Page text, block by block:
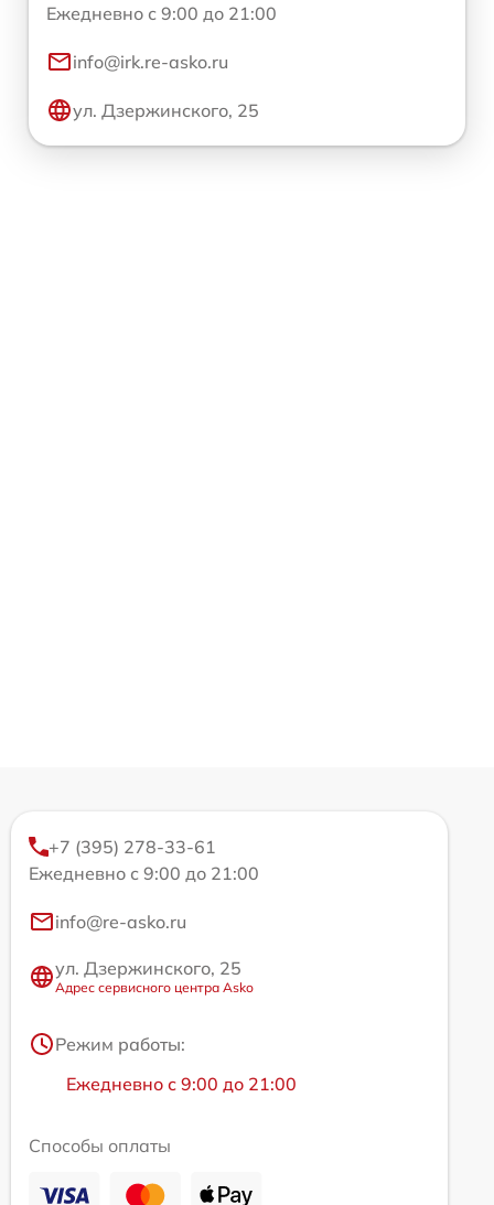
Ежедневно с 9:00 до 21:00
info@irk.re-asko.ru
ул. Дзержинского, 25
+7 (395) 278-33-61
Ежедневно с 9:00 до 21:00
info@re-asko.ru
ул. Дзержинского, 25
Адрес сервисного центра Asko
Режим работы:
Ежедневно с 9:00 до 21:00
Способы оплаты